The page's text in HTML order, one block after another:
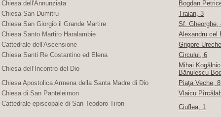
Chiesa dell'Annunziata
Bogdan
Chiesa San Dumitru
Traian, 3
Chiesa San Giorgio il Grande Martire
Sf. Gheorghe,
Chiesa Santo Martiro Haralambie
Alexandru cel
Cattedrale dell'Ascensione
Grigore
Chiesa Santi Re Costantino ed Elena
Circului, 6
Chiesa dell’Incontro del Dio
Mihai
Bănulescu-
Chiesa Apostolica Armena della Santa Madre di Dio
Piaţa Veche, 8
Chiesa di San Panteleimon
Vlaicu
Cattedrale episcopale di San Teodoro Tiron
Ciuflea, 1